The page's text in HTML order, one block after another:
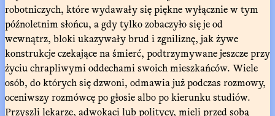
robotniczych, które wydawały się piękne wyłącznie w tym
późnoletnim słońcu, a gdy tylko zobaczyło się je od
wewnątrz, bloki ukazywały brud i zgniliznę, jak żywe
konstrukcje czekające na śmierć, podtrzymywane jeszcze przy
życiu chrapliwymi oddechami swoich mieszkańców. Wiele
osób, do których się dzwoni, odmawia już podczas rozmowy,
oceniwszy rozmówcę po głosie albo po kierunku studiów.
Przyszli lekarze, adwokaci lub politycy, mieli przed sobą